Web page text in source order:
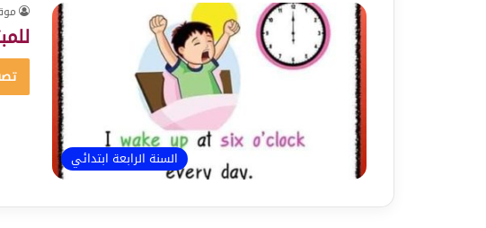
السنة الرابعة ابتدائي